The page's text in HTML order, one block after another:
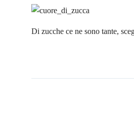
Di zucche ce ne sono tante,